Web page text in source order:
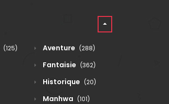
(125) Aventure (288)
Fantaisie (362)
Historique (20)
Manhwa (101)